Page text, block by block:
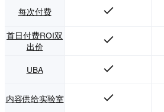
每次付费
首日付费ROI双
出价
UBA
内容供给实验室